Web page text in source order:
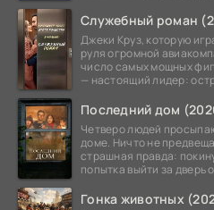
Служебный роман
Джеки Круз, которую
руля огромной
число самых мощных
— настоящий лидер:
Последний дом
Четверо людей
доме. Ничто не
страшная правда:
попытка выйти за дверь
Гонка животных